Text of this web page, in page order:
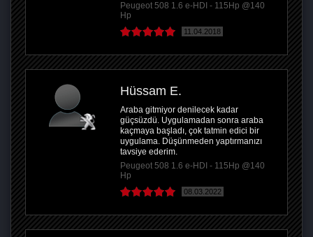
Peugeot 508 1.6 e-HDI - 115Hp @140
Hp
11.04.2018
Hüssam E.
Araba gitmiyor denilecek kadar
güçsüzdü. Uygulamadan sonra araba
kaçmaya başladı, çok tatmin edici bir
uygulama. Düşünmeden yaptırmanızı
tavsiye ederim.
Peugeot 508 1.6 e-HDI - 115Hp @140
Hp
08.03.2022